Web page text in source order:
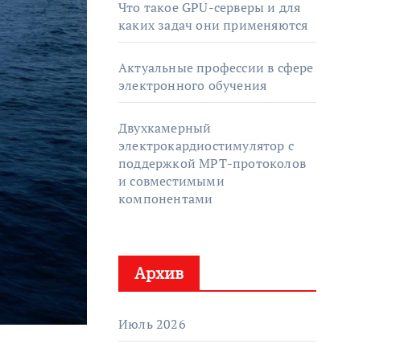
Что такое GPU-серверы и для
каких задач они применяются
Актуальные профессии в сфере
электронного обучения
Двухкамерный
электрокардиостимулятор с
поддержкой МРТ-протоколов
и совместимыми
компонентами
Архив
Июль 2026